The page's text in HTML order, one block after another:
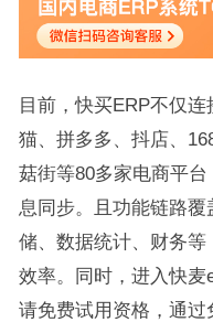
目前，快买ERP不仅
猫、拼多多、抖店、
菇街等80多家电商平
息同步。且功能链路
储、数据统计、财务
效率。同时，进入快麦
请免费试用资格，通